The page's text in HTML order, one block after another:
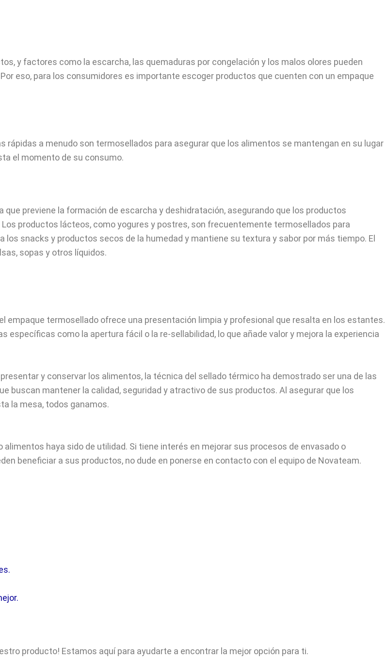
y factores como la escarcha, las quemaduras por congelación y los malos olores pueden
eso, para los consumidores es importante escoger productos que cuenten con un empaque
a menudo son termosellados para asegurar que los alimentos se mantengan en su lugar
el momento de su consumo.
previene la formación de escarcha y deshidratación, asegurando que los productos
productos lácteos, como yogures y postres, son frecuentemente termosellados para
snacks y productos secos de la humedad y mantiene su textura y sabor por más tiempo. El
sopas y otros líquidos.
empaque termosellado ofrece una presentación limpia y profesional que resalta en los estantes.
como la apertura fácil o la re-sellabilidad, lo que añade valor y mejora la experiencia
y conservar los alimentos, la técnica del sellado térmico ha demostrado ser una de las
buscan mantener la calidad, seguridad y atractivo de sus productos. Al asegurar que los
la mesa, todos ganamos.
alimentos haya sido de utilidad. Si tiene interés en mejorar sus procesos de envasado o
beneficiar a sus productos, no dude en ponerse en contacto con el equipo de Novateam.
producto! Estamos aquí para ayudarte a encontrar la mejor opción para ti.